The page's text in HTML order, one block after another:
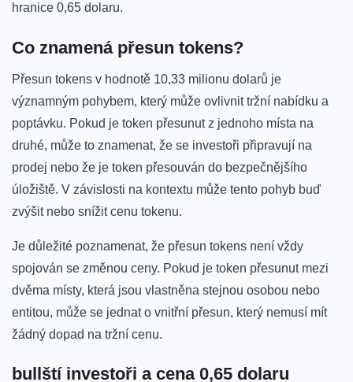
hranice⁣ 0,65 dolaru.
Co znamená přesun tokens?
Přesun tokens v hodnotě 10,33 milionu dolarů je
významným pohybem, který může ovlivnit tržní nabídku a ​
poptávku. Pokud je token přesunut z jednoho místa na
druhé, může to znamenat,‍ že se investoři‍ připravují na
prodej ​nebo že je token přesouván​ do bezpečnějšího
úložiště. V závislosti⁤ na kontextu může tento pohyb buď
zvýšit nebo snížit cenu tokenu.
Je důležité poznamenat, že přesun tokens není vždy
spojován se ⁤změnou ceny. Pokud ‍je token přesunut mezi
dvěma místy, která jsou vlastněna stejnou osobou nebo
entitou, může se ⁣jednat ⁢o vnitřní přesun, který nemusí mít
žádný dopad na tržní cenu.
bullští investoři a cena 0,65 dolaru